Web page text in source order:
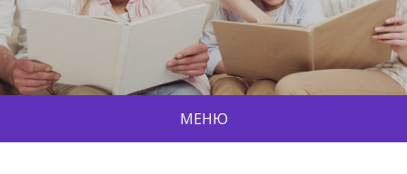
МЕНЮ